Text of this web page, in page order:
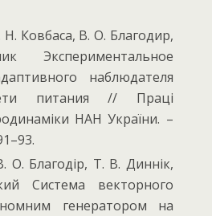
Ковбаса, В. О. Благодир,
наблюдателя
питания // Праці
НАН України. –
О. Благодір, Т. В. Диннік,
Система векторного
генератором на